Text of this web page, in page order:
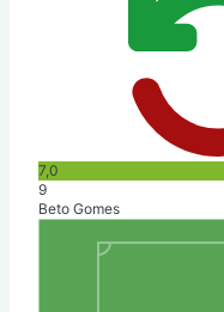
7,0
9
Beto Gomes